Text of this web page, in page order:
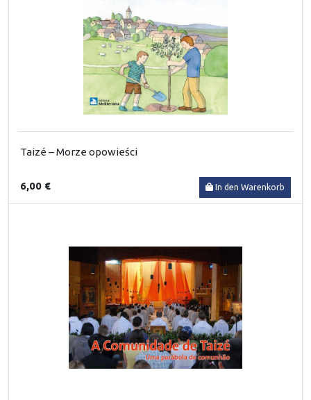
Taizé – Morze opowieści
6,00 € In den Warenkorb